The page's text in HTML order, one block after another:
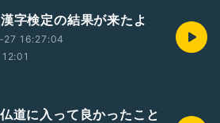
字検定の結果が来たよ
16:27:04
12:01
道に入って良かったこと